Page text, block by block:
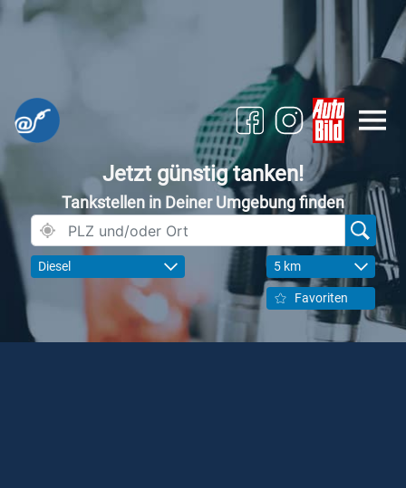
Jetzt günstig tanken!
Tankstellen in Deiner Umgebung finden
Diesel 5 km
Favoriten